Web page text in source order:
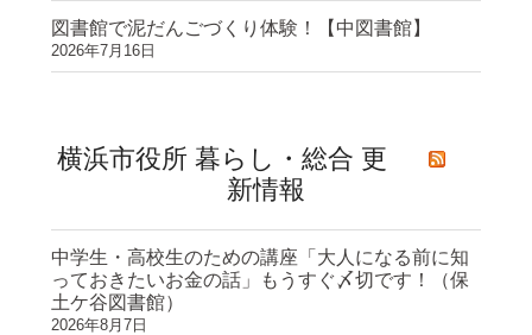
図書館で泥だんごづくり体験！【中図書館】
2026年7月16日
横浜市役所 暮らし・総合 更
新情報
中学生・高校生のための講座「大人になる前に知
っておきたいお金の話」もうすぐ〆切です！（保
土ケ谷図書館）
2026年8月7日